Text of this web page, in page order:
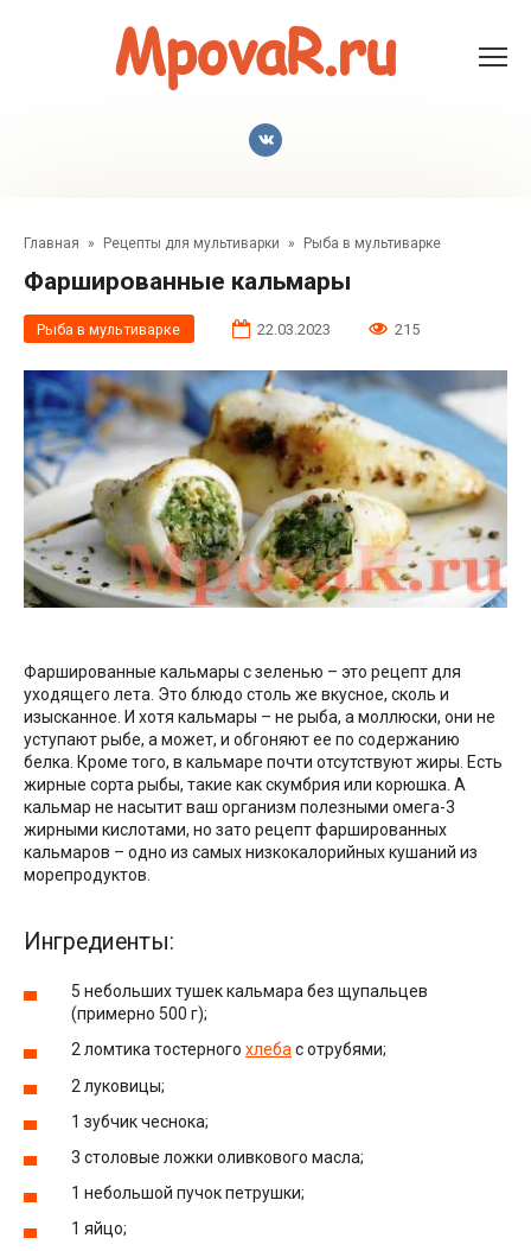
Главная » Рецепты для мультиварки » Рыба в мультиварке
Фаршированные кальмары
Рыба в мультиварке 22.03.2023 215
Фаршированные кальмары с зеленью – это рецепт для
уходящего лета. Это блюдо столь же вкусное, сколь и
изысканное. И хотя кальмары – не рыба, а моллюски, они не
уступают рыбе, а может, и обгоняют ее по содержанию
белка. Кроме того, в кальмаре почти отсутствуют жиры. Есть
жирные сорта рыбы, такие как скумбрия или корюшка. А
кальмар не насытит ваш организм полезными омега-3
жирными кислотами, но зато рецепт фаршированных
кальмаров – одно из самых низкокалорийных кушаний из
морепродуктов.
Ингредиенты:
5 небольших тушек кальмара без щупальцев
(примерно 500 г);
2 ломтика тостерного хлебас отрубями;
2 луковицы;
1 зубчик чеснока;
3 столовые ложки оливкового масла;
1 небольшой пучок петрушки;
1 яйцо;